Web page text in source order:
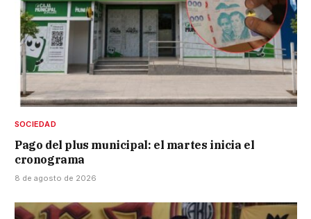
SOCIEDAD
Pago del plus municipal: el martes inicia el
cronograma
8 de agosto de 2026